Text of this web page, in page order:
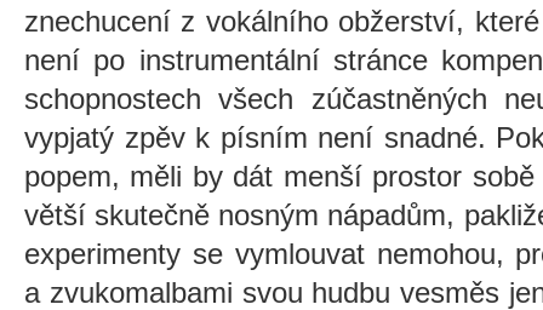
znechucení z vokálního obžerství,
není po instrumentální stránce
schopnostech všech zúčastněných
vypjatý zpěv k písním není snadné.
popem, měli by dát menší prostor
větší skutečně nosným nápadům,
experimenty se vymlouvat nemohou,
a zvukomalbami svou hudbu vesměs